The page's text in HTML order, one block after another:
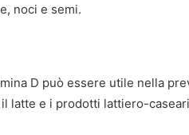
noci e semi.
D può essere utile nella
il latte e i prodotti lattiero-